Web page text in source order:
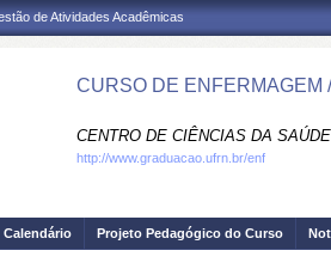
de Atividades Acadêmicas
CURSO DE ENFERMAGEM
CENTRO DE CIÊNCIAS DA
http://www.graduacao.ufrn.br/enf
Calendário Projeto Pedagógico do Curso